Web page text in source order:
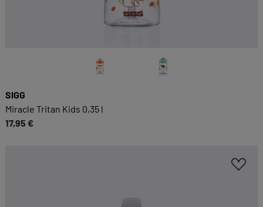
SIGG
Miracle Tritan Kids 0,35 l
17,95 €